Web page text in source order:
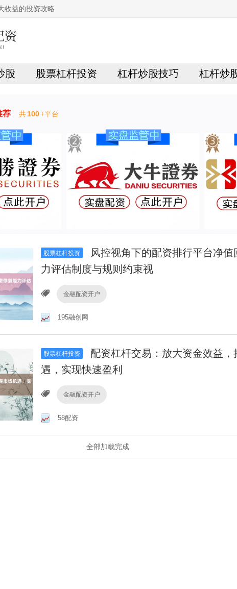
收益的投资攻略
股 股票杠杆投资 杠杆炒股技巧 杠杆炒
荐 共100+平台
股票杠杆投资
风控视角下的配资排行平台净
力评估制度与规则约束视
金融配资开户
195融创网
股票杠杆投资
配资杠杆交易：放大资金效益
遇，实现快速盈利
金融配资开户
58配资
全部加载完成